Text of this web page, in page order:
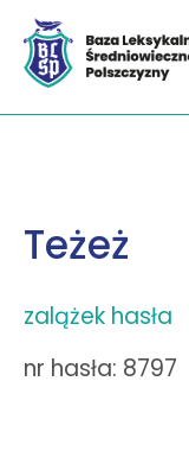
Teżeż
zalążek hasła
nr hasła: 8797